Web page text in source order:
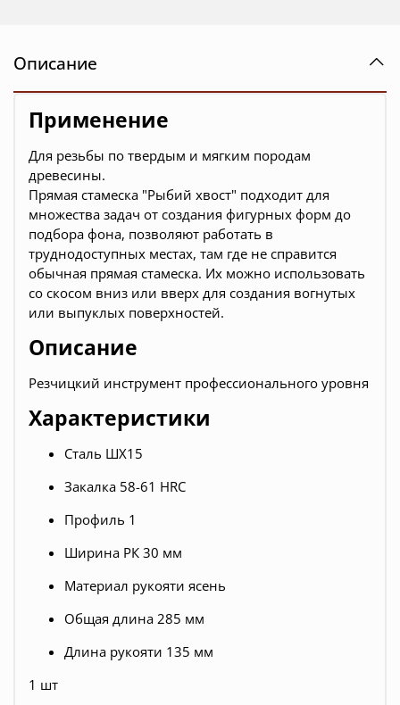
Описание
Применение
Для резьбы по твердым и мягким породам
древесины.
Прямая стамеска "Рыбий хвост" подходит для
множества задач от создания фигурных форм до
подбора фона, позволяют работать в
труднодоступных местах, там где не справится
обычная прямая стамеска. Их можно использовать
со скосом вниз или вверх для создания вогнутых
или выпуклых поверхностей.
Описание
Резчицкий инструмент профессионального уровня
Характеристики
Сталь ШХ15
Закалка 58-61 HRC
Профиль 1
Ширина РК 30 мм
Материал рукояти ясень
Общая длина 285 мм
Длина рукояти 135 мм
1 шт